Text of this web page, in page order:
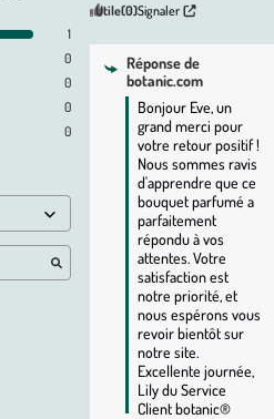
1
0
0
0
0
Utile(0)Signaler
Réponse de
botanic.com
Bonjour Eve, un
grand merci pour
votre retour positif !
Nous sommes ravis
d'apprendre que ce
bouquet parfumé a
parfaitement
répondu à vos
attentes. Votre
satisfaction est
notre priorité, et
nous espérons vous
revoir bientôt sur
notre site.
Excellente journée,
Lily du Service
Client botanic®